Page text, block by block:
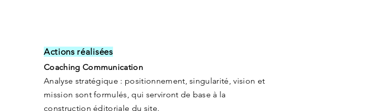
Actions réalisées
Coaching Communication
Analyse stratégique : positionnement, singularité, vision et
mission sont formulés, qui serviront de base à la
construction éditoriale du site.